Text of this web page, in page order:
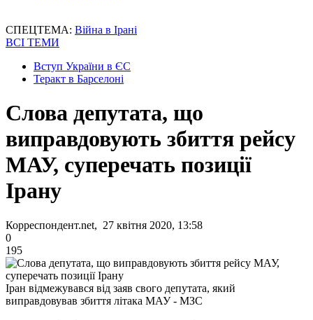
СПЕЦТЕМА: Війна в Ірані
ВСІ ТЕМИ
Вступ України в ЄС
Теракт в Барселоні
Слова депутата, що
виправдовують збиття рейсу
МАУ, суперечать позиції
Ірану
Корреспондент.net, 27 квітня 2020, 13:58
0
195
Іран відмежувався від заяв свого депутата, який
виправдовував збиття літака МАУ - МЗС